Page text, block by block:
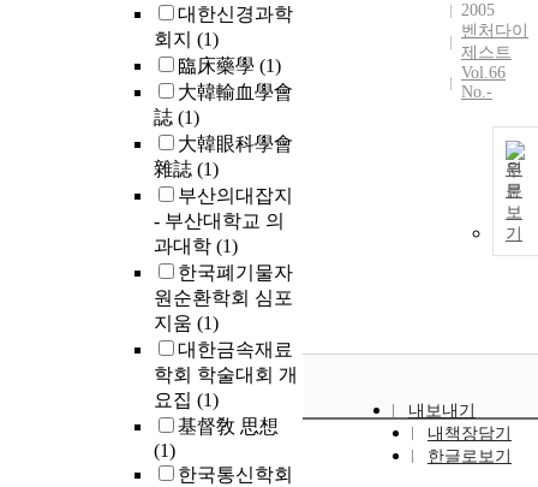
대한신경과학
회지 (1)
臨床藥學 (1)
大韓輸血學會
誌 (1)
大韓眼科學會
雜誌 (1)
부산의대잡지
- 부산대학교 의
과대학 (1)
한국폐기물자
원순환학회 심포
지움 (1)
대한금속재료
학회 학술대회 개
요집 (1)
基督敎 思想
(1)
한국통신학회
2005
벤처다이
제스트
Vol.66
No.-
원
문
보
기
내보내기
내책장담기
한글로보기